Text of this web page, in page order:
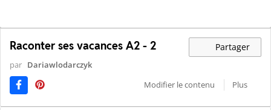
Raconter ses vacances A2 - 2 Partager
par Dariawlodarczyk
Modifier le contenu
Plus